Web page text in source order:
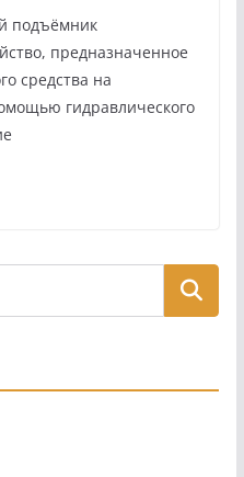
подъёмник
предназначенное
средства на
гидравлического